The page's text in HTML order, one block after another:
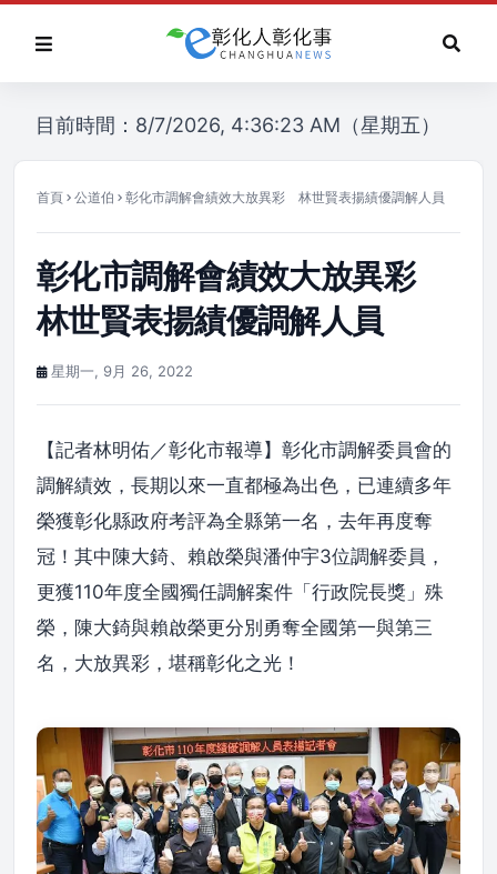
目前時間：8/7/2026, 4:36:23 AM（星期五）
首頁 公道伯 彰化市調解會績效大放異彩 林世賢表揚績優調解人員
彰化市調解會績效大放異彩
林世賢表揚績優調解人員
星期一, 9月 26, 2022
【記者林明佑／彰化市報導】彰化市調解委員會的
調解績效，長期以來一直都極為出色，已連續多年
榮獲彰化縣政府考評為全縣第一名，去年再度奪
冠！其中陳大錡、賴啟榮與潘仲宇3位調解委員，
更獲110年度全國獨任調解案件「行政院長獎」殊
榮，陳大錡與賴啟榮更分別勇奪全國第一與第三
名，大放異彩，堪稱彰化之光！